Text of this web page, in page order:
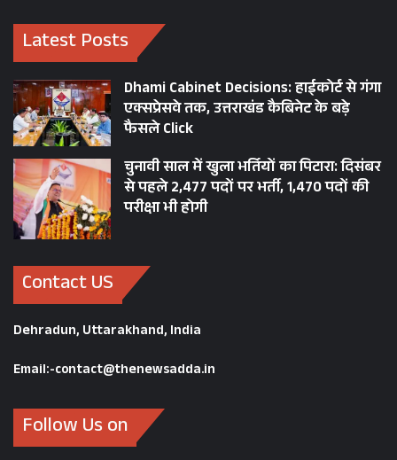
Latest Posts
Dhami Cabinet Decisions: हाईकोर्ट से गंगा
एक्सप्रेसवे तक, उत्तराखंड कैबिनेट के बड़े
फैसले Click
चुनावी साल में खुला भर्तियों का पिटारा: दिसंबर
से पहले 2,477 पदों पर भर्ती, 1,470 पदों की
परीक्षा भी होगी
Contact US
Dehradun, Uttarakhand, India
Email:-contact@thenewsadda.in
Follow Us on